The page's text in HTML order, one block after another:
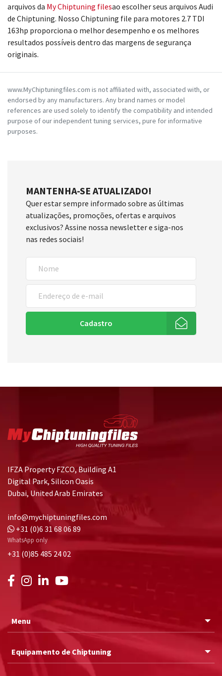
arquivos da My Chiptuning filesao escolher seus arquivos Audi
de Chiptuning. Nosso Chiptuning file para motores 2.7 TDI
163hp proporciona o melhor desempenho e os melhores
resultados possíveis dentro das margens de segurança
originais.
www.MyChiptuningfiles.com is not affiliated with, associated with, or
endorsed by any manufacturers. Any brand names or model
references are used solely to identify the compatibility and intended
purpose of our independent tuning services, pure for informative
purposes.
MANTENHA-SE ATUALIZADO!
Quer estar sempre informado sobre as últimas
atualizações, promoções, ofertas e arquivos
exclusivos? Assine nossa newsletter e siga-nos
nas redes sociais!
Cadastro
IFZA Property FZCO, Building A1
Digital Park, Silicon Oasis
Dubai, United Arab Emirates
info@mychiptuningfiles.com
+31 (0)6 31 68 06 89
WhatsApp only
+31 (0)85 485 24 02
Menu
Equipamento de Chiptuning